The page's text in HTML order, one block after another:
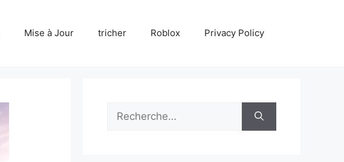
Mise à Jour tricher Roblox Privacy Policy
Rechercher :